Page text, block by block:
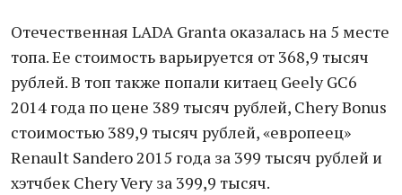
Отечественная LADA Granta оказалась на 5 месте
топа. Ее стоимость варьируется от 368,9 тысяч
рублей. В топ также попали китаец Geely GC6
2014 года по цене 389 тысяч рублей, Chery Bonus
стоимостью 389,9 тысяч рублей, «европеец»
Renault Sandero 2015 года за 399 тысяч рублей и
хэтчбек Chery Very за 399,9 тысяч.